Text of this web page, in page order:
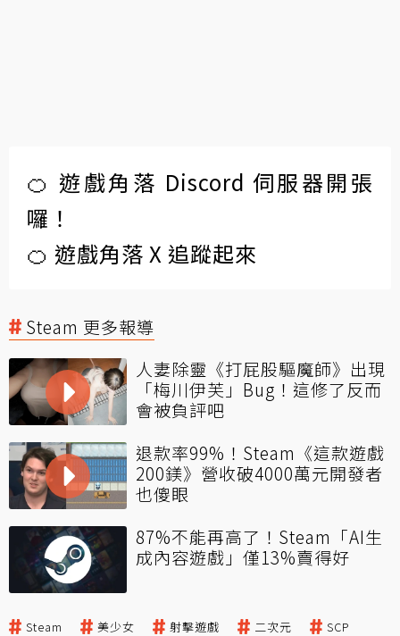
🍊 遊戲角落 Discord 伺服器開張
囉！
🍊 遊戲角落 X 追蹤起來
Steam 更多報導
人妻除靈《打屁股驅魔師》出現
「梅川伊芙」Bug！這修了反而
會被負評吧
退款率99%！Steam《這款遊戲
200鎂》營收破4000萬元開發者
也傻眼
87%不能再高了！Steam「AI生
成內容遊戲」僅13%賣得好
Steam 美少女 射擊遊戲 二次元 SCP